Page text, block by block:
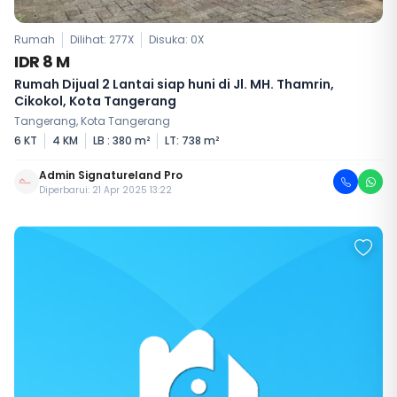
Rumah Dilihat: 277X Disuka: 0X
IDR 8 M
Rumah Dijual 2 Lantai siap huni di Jl. MH. Thamrin,
Cikokol, Kota Tangerang
Tangerang, Kota Tangerang
6 KT
4 KM LB : 380 m² LT: 738 m²
Admin Signatureland Pro
Diperbarui: 21 Apr 2025 13:22